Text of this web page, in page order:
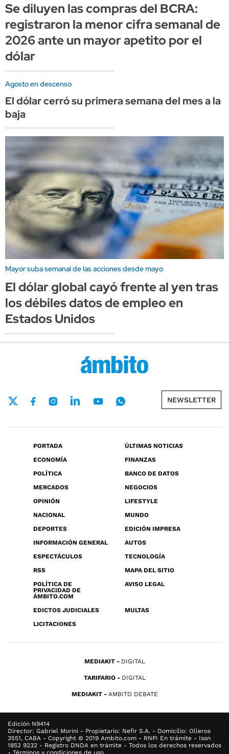
Se diluyen las compras del BCRA:
registraron la menor cifra semanal de
2026 ante un mayor apetito por el
dólar
Agosto en descenso
El dólar cerró su primera semana del mes a la
baja
Mayor suba semanal de las acciones desde mayo
El dólar global cayó frente al yen tras
los débiles datos de empleo en
Estados Unidos
NEWSLETTER
PORTADA
ÚLTIMAS NOTICIAS
ECONOMÍA
FINANZAS
POLÍTICA
BANCO DE DATOS
MERCADOS
NEGOCIOS
OPINIÓN
LIFESTYLE
NACIONAL
MUNDO
DEPORTES
EDICIÓN IMPRESA
INFORMACIÓN GENERAL
AUTOS
ESPECTÁCULOS
TECNOLOGÍA
RSS
MAPA DEL SITIO
POLÍTICA DE
PRIVACIDAD DE
ÁMBITO.COM
AVISO LEGAL
EDICTOS JUDICIALES
MULTAS
LICITACIONES
MEDIAKIT DIGITAL
TARIFARIO DIGITAL
MEDIAKIT AMBITO DEBATE
Edición N9414
Director: Gabriel Morini - Propietario: Nefir S.A. - Domicilio: Olleros
3551, CABA - Copyright © 2019 Ambito.com - RNPI En trámite - Issn
1852 9232 - Registro DNDA en trámite - Todos los derechos reservados
- Términos y condiciones de uso